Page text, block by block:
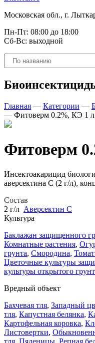
Московская обл., г.
Пн-Пт: 08:00 до 18:00
Сб-Вс: выходной
Поиск
товаров
Главная — Категории —
— Фитоверм 0.2%, КЭ 1 л
Фитоверм
Инсектоакарицид
аверсектина С (2 г/л),
Состав
2 г/л Аверсектин С
Культура
Баклажан защищенного
Комнатные растения,
грунта, Смородина,
Цветочные культуры
культуры открытого
Вредный объект
Бахчевая тля, Западный
тля, Капустная белянка,
Картофельная коровка,
Листовертки,
тля, Пяденицы, Репная